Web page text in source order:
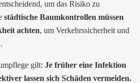
um das Risiko zu
städtische Baumkontrollen müssen
achten, um Verkehrssicherheit und
gilt: Je früher eine Infektion
lassen sich Schäden vermeiden.